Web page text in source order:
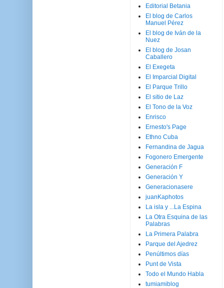
Editorial Betania
El blog de Carlos
Manuel Pérez
El blog de Iván de la
Nuez
El blog de Josan
Caballero
El Exegeta
El Imparcial Digital
El Parque Trillo
El sitio de Laz
El Tono de la Voz
Enrisco
Ernesto's Page
Ethno Cuba
Fernandina de Jagua
Fogonero Emergente
Generación F
Generación Y
Generacionasere
juanKaphotos
La isla y ...La Espina
La Otra Esquina de las
Palabras
La Primera Palabra
Parque del Ajedrez
Penúltimos días
Punt de Vista
Todo el Mundo Habla
tumiamiblog